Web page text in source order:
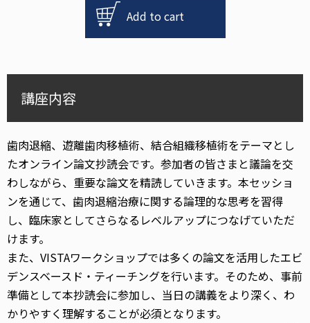
超
重
要
文
献
セ
ミ
ナ
ー
2026】
個
Add to cart
講座内容
歯肉退縮、遊離歯肉移植術、結合組織移植術をテーマとし
たオンライン論文抄読会です。参加者の皆さまと議論を交
わしながら、重要な論文を精読していきます。本セッショ
ンを通じて、歯肉退縮治療に関する論理的な思考を習得
し、臨床家としてさらなるレベルアップにつなげていただ
けます。
また、VISTAワークショップでは多くの論文を活用したエビ
デンスベースド・ティーチングを行います。そのため、事前
準備として本抄読会に参加し、当日の講義をより深く、わ
かりやすく理解することが必須となります。